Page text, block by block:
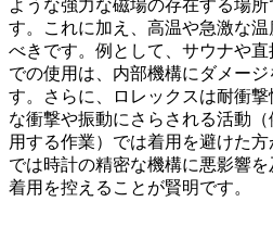
ような強力な磁場の存在する場
す。これに加え、高温や急激な
べきです。例として、サウナや
での使用は、内部機構にダメー
す。さらに、ロレックスは耐衝
な衝撃や振動にさらされる活動
用する作業）では着用を避けた
では時計の精密な機構に悪影響を
着用を控えることが賢明です。